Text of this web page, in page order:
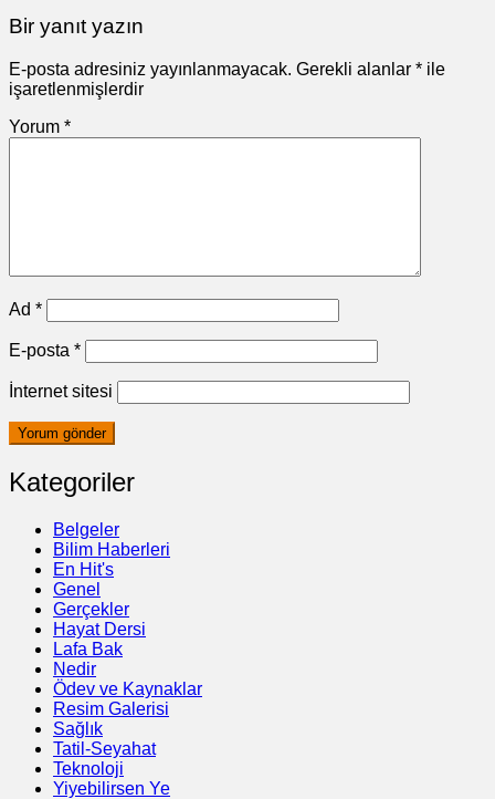
Bir yanıt yazın
E-posta adresiniz yayınlanmayacak. Gerekli alanlar * ile
işaretlenmişlerdir
Yorum *
Ad *
E-posta *
İnternet sitesi
Kategoriler
Belgeler
Bilim Haberleri
En Hit's
Genel
Gerçekler
Hayat Dersi
Lafa Bak
Nedir
Ödev ve Kaynaklar
Resim Galerisi
Sağlık
Tatil-Seyahat
Teknoloji
Yiyebilirsen Ye